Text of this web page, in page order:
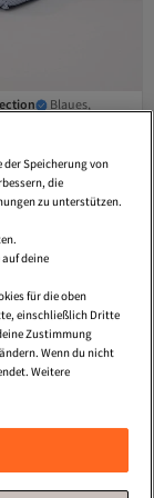
Blaues,
der Speicherung von
die
zu unterstützen.
deine
für die oben
einschließlich Dritte
Zustimmung
Wenn du nicht
Weitere